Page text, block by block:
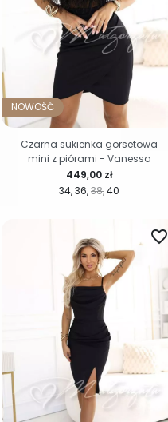
NOWOŚĆ
34 36 38 40
Cena
449,00 zł
Czarna sukienka gorsetowa
mini z piórami - Vanessa
favorite_border